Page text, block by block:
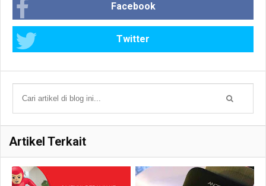
Facebook
Twitter
Artikel Terkait